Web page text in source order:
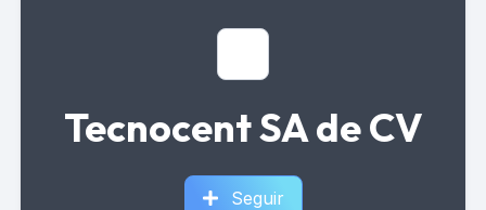
Tecnocent SA de CV
Seguir